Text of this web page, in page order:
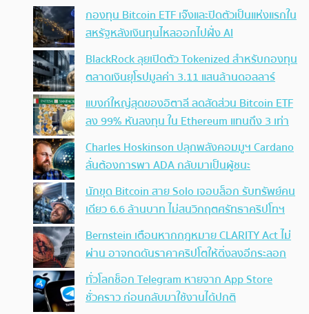
กองทุน Bitcoin ETF เจ๊งและปิดตัวเป็นแห่งแรกใน
สหรัฐหลังเงินทุนไหลออกไปฝั่ง AI
BlackRock ลุยเปิดตัว Tokenized สำหรับกองทุน
ตลาดเงินยุโรปมูลค่า 3.11 แสนล้านดอลลาร์
แบงก์ใหญ่สุดของอิตาลี ลดสัดส่วน Bitcoin ETF
ลง 99% หันลงทุน ใน Ethereum แทนถึง 3 เท่า
Charles Hoskinson ปลุกพลังคอมมูฯ Cardano
ลั่นต้องการพา ADA กลับมาเป็นผู้ชนะ
นักขุด Bitcoin สาย Solo เจอบล็อก รับทรัพย์คน
เดียว 6.6 ล้านบาท ไม่สนวิกฤตศรัทธาคริปโทฯ
Bernstein เตือนหากกฎหมาย CLARITY Act ไม่
ผ่าน อาจกดดันราคาคริปโตให้ดิ่งลงอีกระลอก
ทั่วโลกช็อก Telegram หายจาก App Store
ชั่วคราว ก่อนกลับมาใช้งานได้ปกติ